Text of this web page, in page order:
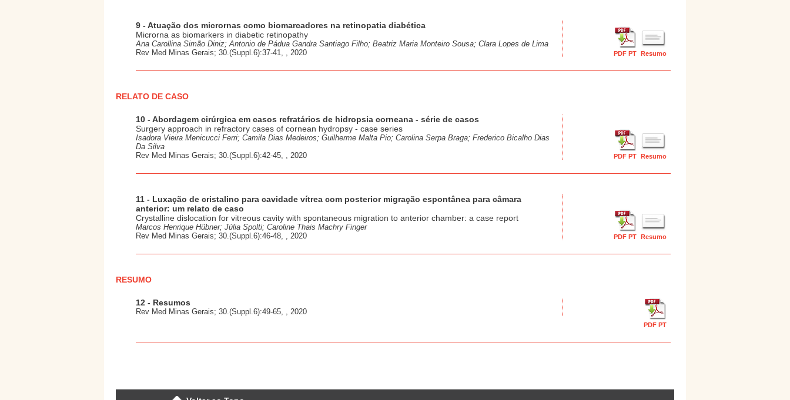
9 - Atuação dos micrornas como biomarcadores na retinopatia diabética
Microrna as biomarkers in diabetic retinopathy
Ana Carollina Simão Diniz; Antonio de Pádua Gandra Santiago Filho; Beatriz Maria Monteiro Sousa; Clara Lopes de Lima
Rev Med Minas Gerais; 30.(Suppl.6):37-41, , 2020
PDF PT Resumo
RELATO DE CASO
10 - Abordagem cirúrgica em casos refratários de hidropsia corneana - série de casos
Surgery approach in refractory cases of cornean hydropsy - case series
Isadora Vieira Menicucci Ferri; Camila Dias Medeiros; Guilherme Malta Pio; Carolina Serpa Braga; Frederico Bicalho Dias
Da Silva
Rev Med Minas Gerais; 30.(Suppl.6):42-45, , 2020
PDF PT Resumo
11 - Luxação de cristalino para cavidade vítrea com posterior migração espontânea para câmara
anterior: um relato de caso
Crystalline dislocation for vitreous cavity with spontaneous migration to anterior chamber: a case report
Marcos Henrique Hübner; Júlia Spolti; Caroline Thais Machry Finger
Rev Med Minas Gerais; 30.(Suppl.6):46-48, , 2020
PDF PT Resumo
RESUMO
12 - Resumos
Rev Med Minas Gerais; 30.(Suppl.6):49-65, , 2020
PDF PT